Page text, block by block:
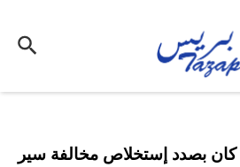
بصدد إستخلاص مخالفة سير